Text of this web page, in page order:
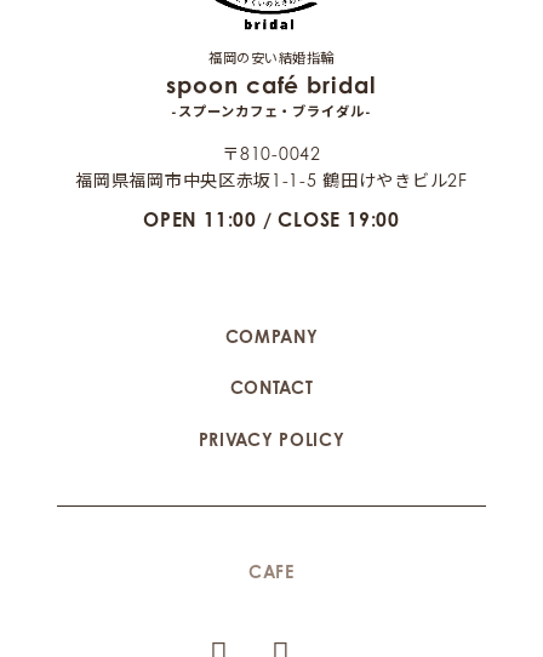
福岡の安い結婚指輪
spoon café bridal
-スプーンカフェ・ブライダル-
〒810-0042
福岡県福岡市中央区赤坂1-1-5 鶴田けやきビル2F
OPEN 11:00 / CLOSE 19:00
COMPANY
CONTACT
PRIVACY POLICY
CAFE